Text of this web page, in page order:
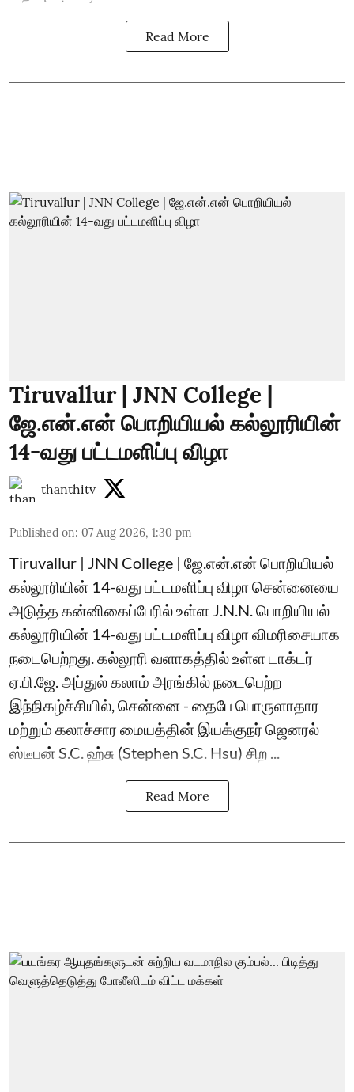
Read More
Tiruvallur | JNN College |
ஜே.என்.என் பொறியியல் கல்லூரியின்
14-வது பட்டமளிப்பு விழா
thanthitv
Published on: 07 Aug 2026, 1:30 pm
Tiruvallur | JNN College | ஜே.என்.என் பொறியியல்
கல்லூரியின் 14-வது பட்டமளிப்பு விழா சென்னையை
அடுத்த கன்னிகைப்பேரில் உள்ள J.N.N. பொறியியல்
கல்லூரியின் 14-வது பட்டமளிப்பு விழா விமரிசையாக
நடைபெற்றது. கல்லூரி வளாகத்தில் உள்ள டாக்டர்
ஏ.பி.ஜே. அப்துல் கலாம் அரங்கில் நடைபெற்ற
இந்நிகழ்ச்சியில், சென்னை - தைபே பொருளாதார
மற்றும் கலாச்சார மையத்தின் இயக்குநர் ஜெனரல்
ஸ்டீபன் S.C. ஹ்சு (Stephen S.C. Hsu) சிற ...
Read More